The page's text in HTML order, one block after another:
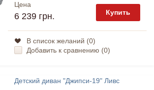
Цена
6 239 грн. Купить
В список желаний (0)
Добавить к сравнению (0)
Детский диван "Джипси-19" Ливс